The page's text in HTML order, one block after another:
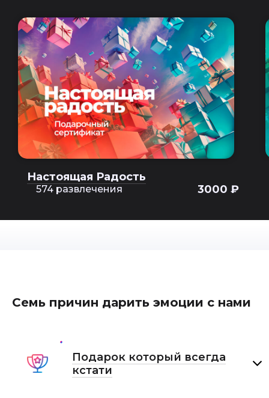
Настоящая Радость
574 развлечения 3000 ₽
Семь причин дарить эмоции с нами
Подарок который всегда
кстати